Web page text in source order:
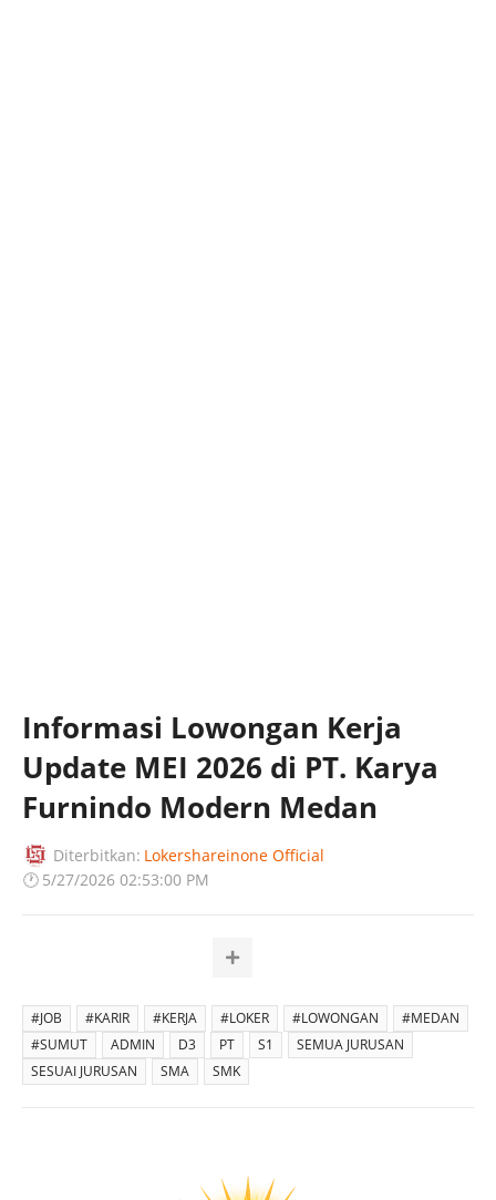
Informasi Lowongan Kerja
Update MEI 2026 di PT. Karya
Furnindo Modern Medan
Diterbitkan: Lokershareinone Official
🕐 5/27/2026 02:53:00 PM
#JOB #KARIR #KERJA #LOKER #LOWONGAN
#MEDAN
#SUMUT
ADMIN D3 PT S1
SEMUA JURUSAN
SESUAI JURUSAN
SMA SMK